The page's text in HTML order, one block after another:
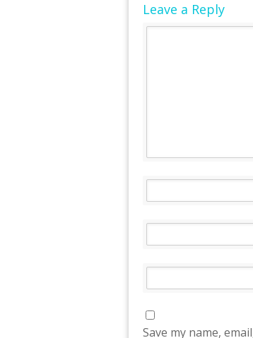
Leave a Reply
Save my name,